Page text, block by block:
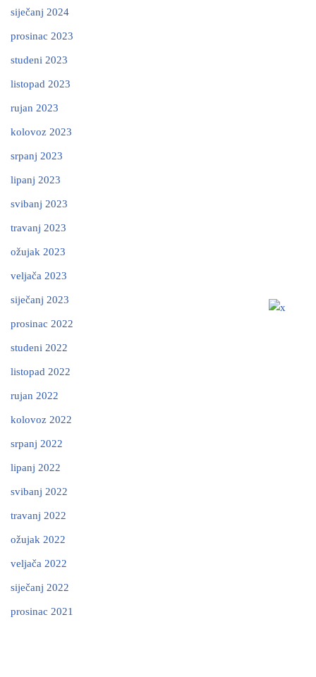
siječanj 2024
prosinac 2023
studeni 2023
listopad 2023
rujan 2023
kolovoz 2023
srpanj 2023
lipanj 2023
svibanj 2023
travanj 2023
ožujak 2023
veljača 2023
siječanj 2023
prosinac 2022
studeni 2022
listopad 2022
rujan 2022
kolovoz 2022
srpanj 2022
lipanj 2022
svibanj 2022
travanj 2022
ožujak 2022
veljača 2022
siječanj 2022
prosinac 2021